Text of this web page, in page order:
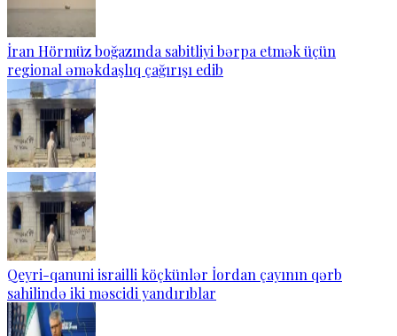
İran Hörmüz boğazında sabitliyi bərpa etmək üçün
regional əməkdaşlıq çağırışı edib
Qeyri-qanuni israilli köçkünlər İordan çayının qərb
sahilində iki məscidi yandırıblar